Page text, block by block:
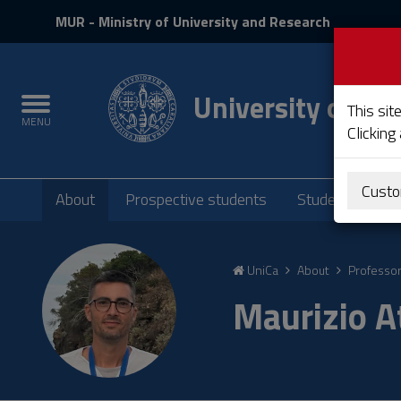
Content
navigation
MUR - Ministry of University and Research
Toggle
navigation
MENU University of
Submenu
About Prospective students Students
UniCa About
Maurizio
This